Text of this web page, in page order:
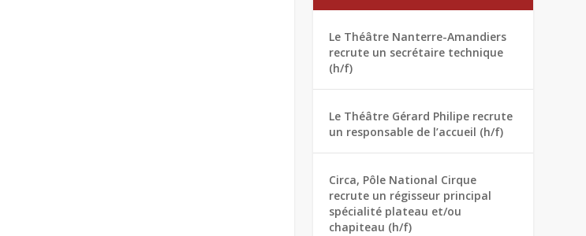
Le Théâtre Nanterre-Amandiers
recrute un secrétaire technique
(h/f)
Le Théâtre Gérard Philipe recrute
un responsable de l’accueil (h/f)
Circa, Pôle National Cirque
recrute un régisseur principal
spécialité plateau et/ou
chapiteau (h/f)